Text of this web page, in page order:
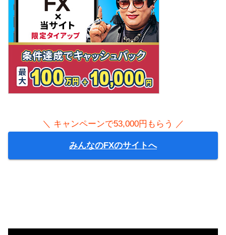
＼ キャンペーンで53,000円もらう ／
みんなのFXのサイトへ